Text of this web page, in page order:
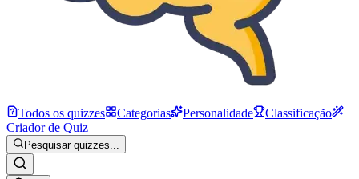
Todos os quizzes Categorias Personalidade
Classificação
Criador de Quiz
Pesquisar quizzes...